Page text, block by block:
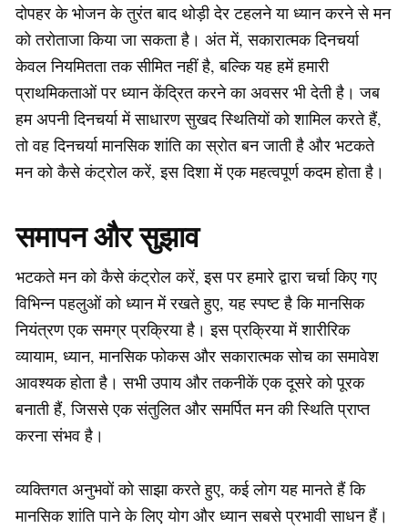
दोपहर के भोजन के तुरंत बाद थोड़ी देर टहलने या ध्यान करने से मन
को तरोताजा किया जा सकता है। अंत में, सकारात्मक दिनचर्या
केवल नियमितता तक सीमित नहीं है, बल्कि यह हमें हमारी
प्राथमिकताओं पर ध्यान केंद्रित करने का अवसर भी देती है। जब
हम अपनी दिनचर्या में साधारण सुखद स्थितियों को शामिल करते हैं,
तो वह दिनचर्या मानसिक शांति का स्रोत बन जाती है और भटकते
मन को कैसे कंट्रोल करें, इस दिशा में एक महत्वपूर्ण कदम होता है।
समापन और सुझाव
भटकते मन को कैसे कंट्रोल करें, इस पर हमारे द्वारा चर्चा किए गए
विभिन्न पहलुओं को ध्यान में रखते हुए, यह स्पष्ट है कि मानसिक
नियंत्रण एक समग्र प्रक्रिया है। इस प्रक्रिया में शारीरिक
व्यायाम, ध्यान, मानसिक फोकस और सकारात्मक सोच का समावेश
आवश्यक होता है। सभी उपाय और तकनीकें एक दूसरे को पूरक
बनाती हैं, जिससे एक संतुलित और समर्पित मन की स्थिति प्राप्त
करना संभव है।
व्यक्तिगत अनुभवों को साझा करते हुए, कई लोग यह मानते हैं कि
मानसिक शांति पाने के लिए योग और ध्यान सबसे प्रभावी साधन हैं।